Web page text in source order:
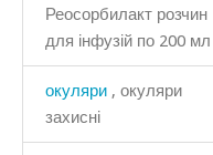
Реосорбилакт розчин
для інфузій по 200 мл
окуляри , окуляри
захисні